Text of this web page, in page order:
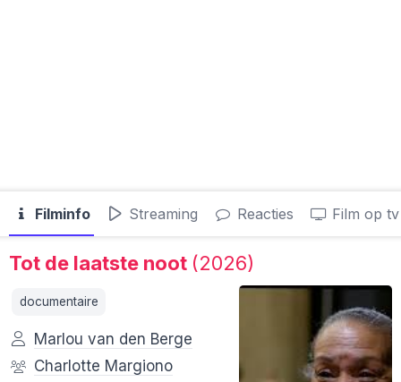
Filminfo Streaming Reacties Film op
Tot de laatste noot (2026)
documentaire
Marlou van den Berge
Charlotte Margiono